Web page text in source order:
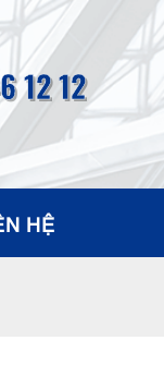
12 12
HỆ